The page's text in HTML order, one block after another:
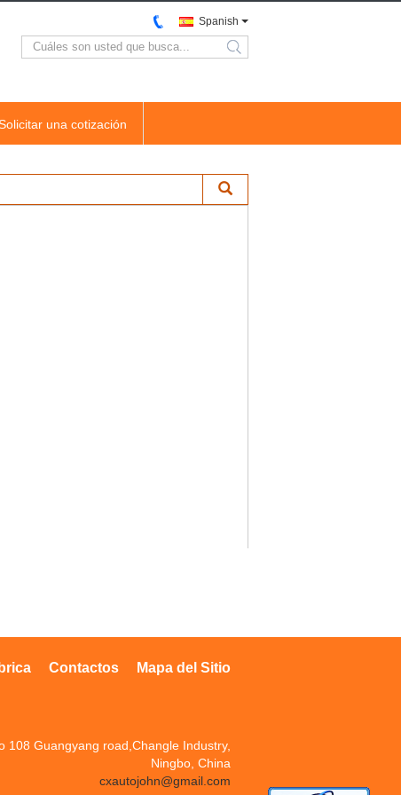
Spanish
search
una cotización
Mapa del Sitio
Contactos
108 Guangyang road,Changle Industry,
Ningbo, China
cxautojohn@gmail.com